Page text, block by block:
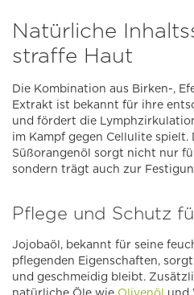
Natürliche
straffe Haut
Die Kombination aus Birken-,
Extrakt ist bekannt für ihre
und fördert die
im Kampf gegen Cellulite
Süßorangenöl sorgt nicht nur
sondern trägt auch zur
Pflege und Schutz
Jojobaöl, bekannt für seine
pflegenden Eigenschaften,
und geschmeidig bleibt.